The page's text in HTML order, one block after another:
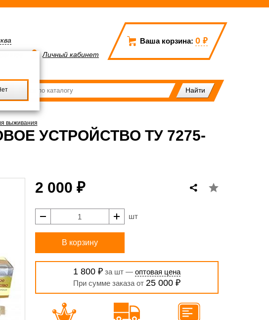
Ваша корзина: 0 ₽
Личный кабинет
выживания
УСТРОЙСТВО ТУ 7275-
2 000 ₽
шт
В корзину
1 800 ₽за шт — оптовая цена
При сумме заказа от 25 000 ₽